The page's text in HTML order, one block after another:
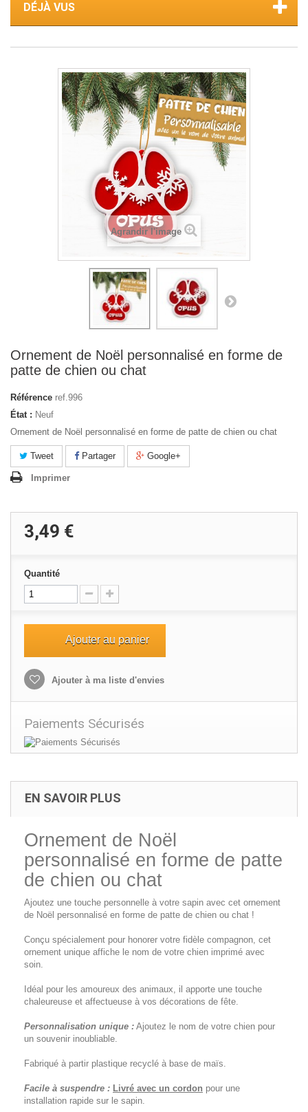
DÉJÀ VUS
Agrandir l'image
Ornement de Noël personnalisé en forme de
patte de chien ou chat
Référence ref.996
État : Neuf
Ornement de Noël personnalisé en forme de patte de chien ou chat
Tweet Partager Google+
Imprimer
3,49 €
Quantité
Ajouter au panier
Ajouter à ma liste d'envies
Paiements Sécurisés
EN SAVOIR PLUS
Ornement de Noël
personnalisé en forme de patte
de chien ou chat
Ajoutez une touche personnelle à votre sapin avec cet ornement
de Noël personnalisé en forme de patte de chien ou chat !
Conçu spécialement pour honorer votre fidèle compagnon, cet
ornement unique affiche le nom de votre chien imprimé avec
soin.
Idéal pour les amoureux des animaux, il apporte une touche
chaleureuse et affectueuse à vos décorations de fête.
Personnalisation unique : Ajoutez le nom de votre chien pour
un souvenir inoubliable.
Fabriqué à partir plastique recyclé à base de maïs.
Facile à suspendre : Livré avec un cordon pour une
installation rapide sur le sapin.